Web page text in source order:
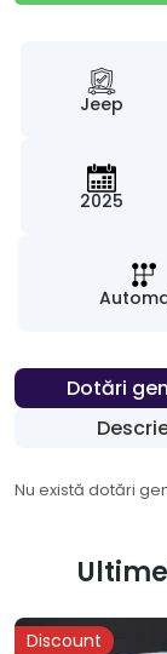
Jeep
2025
Dotări
Nu există dotări
Discount